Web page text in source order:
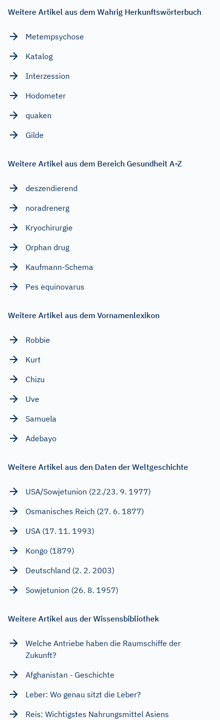
Weitere Artikel aus dem Wahrig Herkunftswörterbuch
Metempsychose
Katalog
Interzession
Hodometer
quaken
Gilde
Weitere Artikel aus dem Bereich Gesundheit A-Z
deszendierend
noradrenerg
Kryochirurgie
Orphan drug
Kaufmann-Schema
Pes equinovarus
Weitere Artikel aus dem Vornamenlexikon
Robbie
Kurt
Chizu
Uve
Samuela
Adebayo
Weitere Artikel aus den Daten der Weltgeschichte
USA/Sowjetunion (22./23. 9. 1977)
Osmanisches Reich (27. 6. 1877)
USA (17. 11. 1993)
Kongo (1879)
Deutschland (2. 2. 2003)
Sowjetunion (26. 8. 1957)
Weitere Artikel aus der Wissensbibliothek
Welche Antriebe haben die Raumschiffe der
Zukunft?
Afghanistan - Geschichte
Leber: Wo genau sitzt die Leber?
Reis: Wichtigstes Nahrungsmittel Asiens